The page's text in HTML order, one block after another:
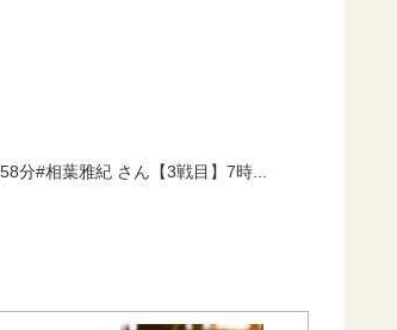
分#相葉雅紀 さん【3戦目】7時...